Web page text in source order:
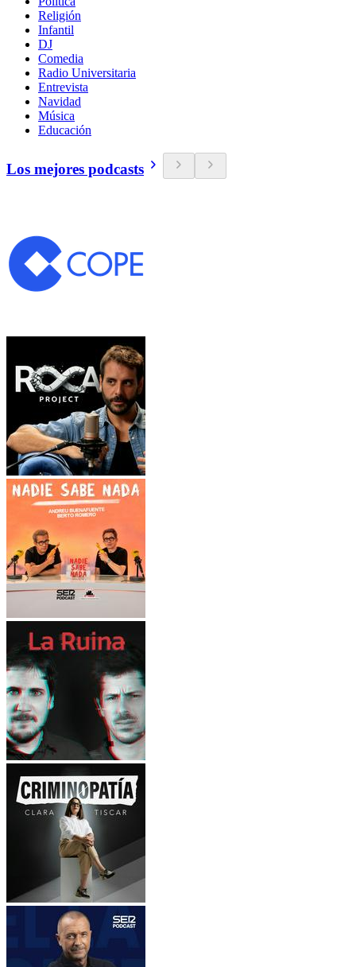
Religión
Infantil
DJ
Comedia
Radio Universitaria
Entrevista
Navidad
Música
Educación
Los mejores podcasts